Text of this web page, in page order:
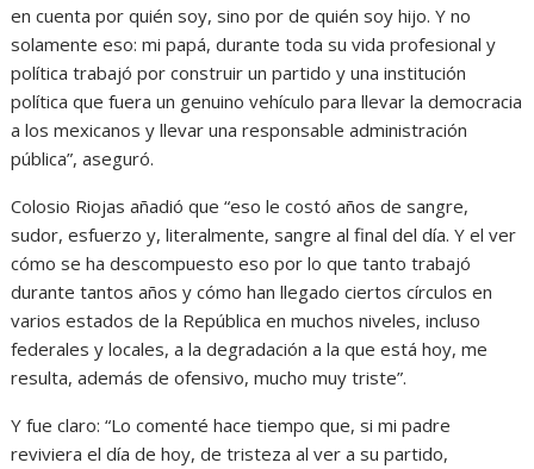
en cuenta por quién soy, sino por de quién soy hijo. Y no
solamente eso: mi papá, durante toda su vida profesional y
política trabajó por construir un partido y una institución
política que fuera un genuino vehículo para llevar la democracia
a los mexicanos y llevar una responsable administración
pública”, aseguró.
Colosio Riojas añadió que “eso le costó años de sangre,
sudor, esfuerzo y, literalmente, sangre al final del día. Y el ver
cómo se ha descompuesto eso por lo que tanto trabajó
durante tantos años y cómo han llegado ciertos círculos en
varios estados de la República en muchos niveles, incluso
federales y locales, a la degradación a la que está hoy, me
resulta, además de ofensivo, mucho muy triste”.
Y fue claro: “Lo comenté hace tiempo que, si mi padre
reviviera el día de hoy, de tristeza al ver a su partido,